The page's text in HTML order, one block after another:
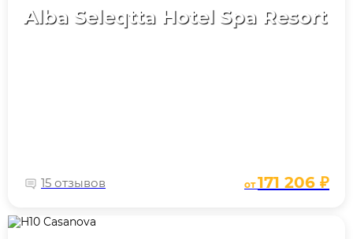
Alba Seleqtta Hotel Spa Resort
15 отзывов от171 206 ₽